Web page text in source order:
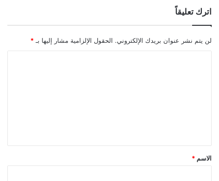
اترك تعليقاً
لن يتم نشر عنوان بريدك الإلكتروني. الحقول الإلزامية مشار إليها بـ *
ق
*
الاسم *